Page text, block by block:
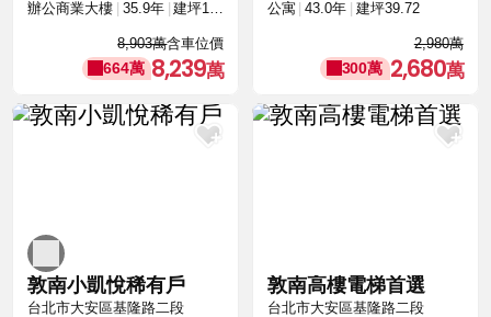
辦公商業大樓
35.9年 建坪103.63
8,903萬含車位價
664萬 8,239
公寓
43.0年 建坪39.72
2,980萬
300萬 2,680
敦南小凱悅稀有戶
台北市大安區基隆路二段
敦南高樓電梯首選
台北市大安區基隆路二段